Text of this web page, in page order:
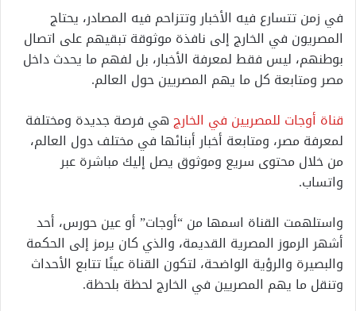
في زمن تتسارع فيه الأخبار وتتزاحم فيه المصادر، يحتاج
المصريون في الخارج إلى نافذة موثوقة تبقيهم على اتصال
بوطنهم، ليس فقط لمعرفة الأخبار، بل لفهم ما يحدث داخل
مصر ومتابعة كل ما يهم المصريين حول العالم.
قناة أوجات للمصريين في الخارجهي فرصة جديدة ومختلفة
لمعرفة مصر، ومتابعة أخبار أبنائها في مختلف دول العالم،
من خلال محتوى سريع وموثوق يصل إليك مباشرة عبر
واتساب.
واستلهمت القناة اسمها من “أوجات” أو عين حورس، أحد
أشهر الرموز المصرية القديمة، والذي كان يرمز إلى الحكمة
والبصيرة والرؤية الواضحة، لتكون القناة عينًا تتابع الأحداث
وتنقل ما يهم المصريين في الخارج لحظة بلحظة.